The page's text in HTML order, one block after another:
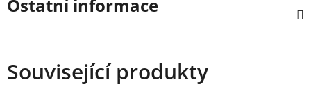
Ostatní informace
Související produkty